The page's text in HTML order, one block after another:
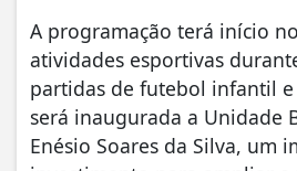
A programação terá início
atividades esportivas
partidas de futebol infantil e
será inaugurada a Unidade
Enésio Soares da Silva, um